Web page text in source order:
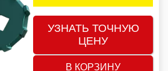
УЗНАТЬ ТОЧНУЮ
ЦЕНУ
В КОРЗИНУ